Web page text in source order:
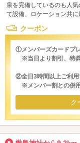
泉を完備しているのも人
て設備、ロケーション共に
クーポン
①メンバーズカードプ
※当日より割引、特
②全日3時間以上ご利用
※メンバー割との併
ク